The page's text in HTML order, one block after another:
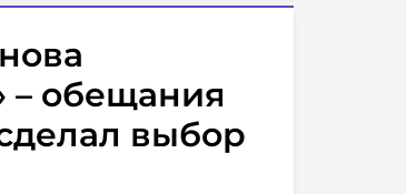
обещания
выбор